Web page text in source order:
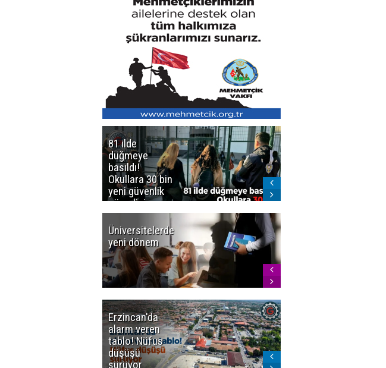
81 ilde
düğmeye
basıldı!
Okullara 30 bin
yeni güvenlik
görevlisi
Üniversitelerde
yeni dönem
Erzincan'da
alarm veren
tablo! Nüfus
düşüşü
sürüyor